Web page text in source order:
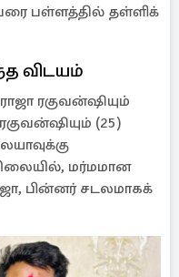
பள்ளத்தில் தள்ளிக்
விடயம்
ரகுவன்ஷியும்
(25)
மர்மமான
பின்னர் சடலமாகக்